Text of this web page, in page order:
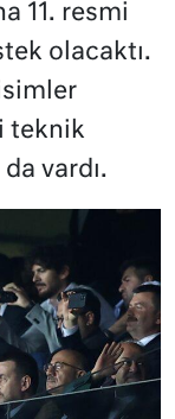
11. resmi
olacaktı.
teknik
vardı.